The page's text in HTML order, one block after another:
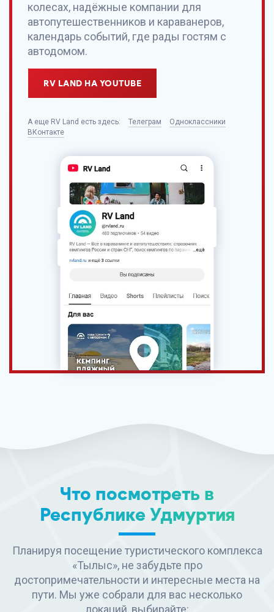
колесах, надёжные компании для
автопутешественников и караванеров,
календарь событий, где рады гостям с
автодомом.
RV LAND НА YOUTUBE
А еще RV Land есть здесь: Телеграм
Одноклассники
ВКонтакте
Что посмотреть в
Республике Удмуртия
Планируя посещение туристического комплекса
«Тылыс», не забудьте про
достопримечательности и интересные места на
пути. Мы уже собрали для вас несколько
локаций, выбирайте: